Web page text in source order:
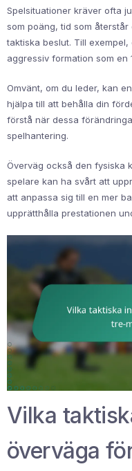
Spelsituationer kräver ofta
som poäng, tid som
taktiska beslut. Till
aggressiv formation som
Omvänt, om du leder, kan
hjälpa till att behålla din
förstå när dessa
spelhantering.
Överväg också den fysiska
spelare kan ha svårt att
att anpassa sig till en mer
upprätthålla prestationen
Vilka
överväga